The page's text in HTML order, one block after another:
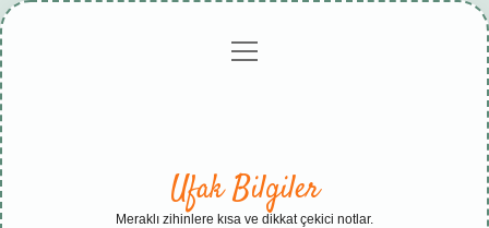
Gizlilikmenüyü
Ufak Bilgiler
Meraklı zihinlere kısa ve dikkat çekici notlar.